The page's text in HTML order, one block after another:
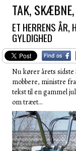
TAK,
ET HERRENS ÅR,
GYLDIGHED
Nu kører årets sidste
mobbere, ministre
tekst til en gammel
om træet…